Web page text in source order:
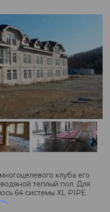
клуба его
теплый пол. Для
64 системы XL PIPE.